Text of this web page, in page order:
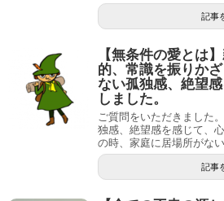
記事
【無条件の愛とは
的、常識を振りか
ない孤独感、絶望
しました。
ご質問をいただきました
独感、絶望感を感じて、
の時、家庭に居場所がな
記事